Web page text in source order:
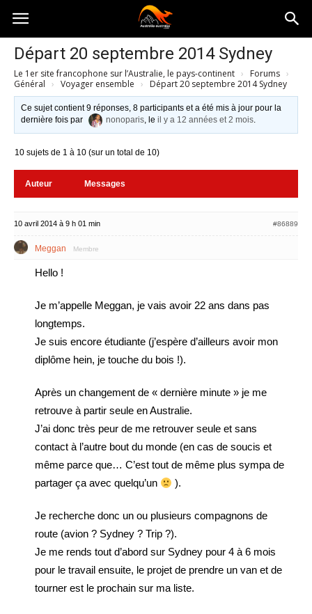
Australia-
australie.com
Départ 20 septembre 2014 Sydney
Le 1er site francophone sur l’Australie, le pays-continent › Forums ›
Général › Voyager ensemble › Départ 20 septembre 2014 Sydney
Ce sujet contient 9 réponses, 8 participants et a été mis à jour pour la
dernière fois par
nonoparis, leil y a 12 années et 2 mois.
10 sujets de 1 à 10 (sur un total de 10)
Auteur Messages
10 avril 2014 à 9 h 01 min #86889
Meggan Membre
Hello !
Je m’appelle Meggan, je vais avoir 22 ans dans pas
longtemps.
Je suis encore étudiante (j’espère d’ailleurs avoir mon
diplôme hein, je touche du bois !).
Après un changement de « dernière minute » je me
retrouve à partir seule en Australie.
J’ai donc très peur de me retrouver seule et sans
contact à l’autre bout du monde (en cas de soucis et
même parce que… C’est tout de même plus sympa de
partager ça avec quelqu’un
).
Je recherche donc un ou plusieurs compagnons de
route (avion ? Sydney ? Trip ?).
Je me rends tout d’abord sur Sydney pour 4 à 6 mois
pour le travail ensuite, le projet de prendre un van et de
tourner est le prochain sur ma liste.